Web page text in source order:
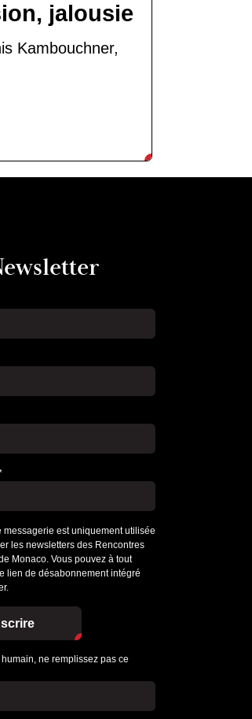
jalousie
Kambouchner,
messagerie est uniquement utilisée
les newsletters des Rencontres
Monaco. Vous pouvez à tout
lien de désabonnement intégré
ne remplissez pas ce